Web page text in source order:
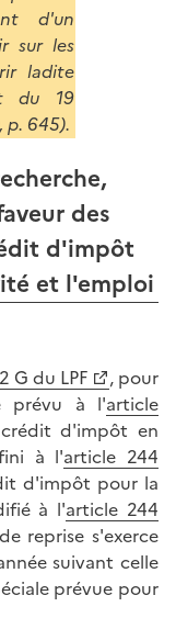
d'un
sur les
ladite
du 19
p. 645).
des
d'impôt
et l'emploi
G du LPF
, pour
prévu à l'article
d'impôt en
à l'article 244
d'impôt pour la
à l'article 244
reprise s'exerce
suivant celle
prévue pour